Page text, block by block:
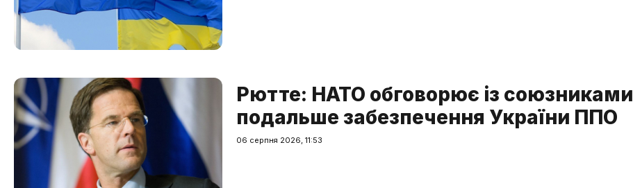
Рютте: НАТО обговорює із союзниками
подальше забезпечення України ППО
06 серпня 2026, 11:53